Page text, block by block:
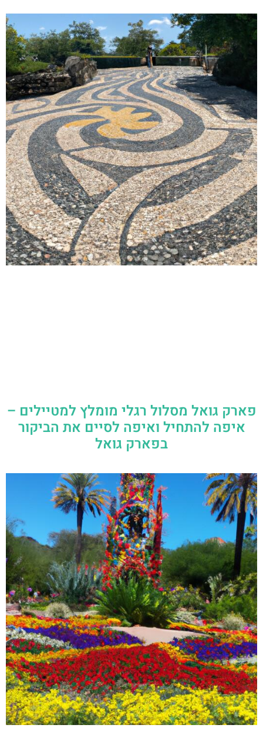
פארק גואל מסלול רגלי מומלץ למטיילים –
איפה להתחיל ואיפה לסיים את הביקור
בפארק גואל